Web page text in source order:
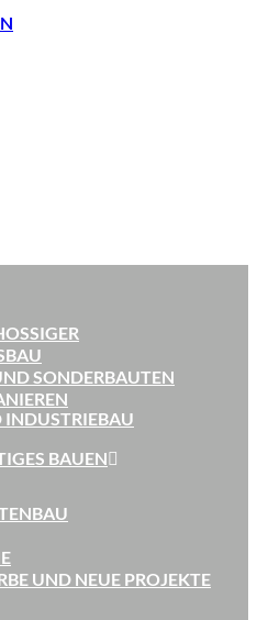
SONDERBAUTEN
INDUSTRIEBAU
BAUEN
UND NEUE PROJEKTE